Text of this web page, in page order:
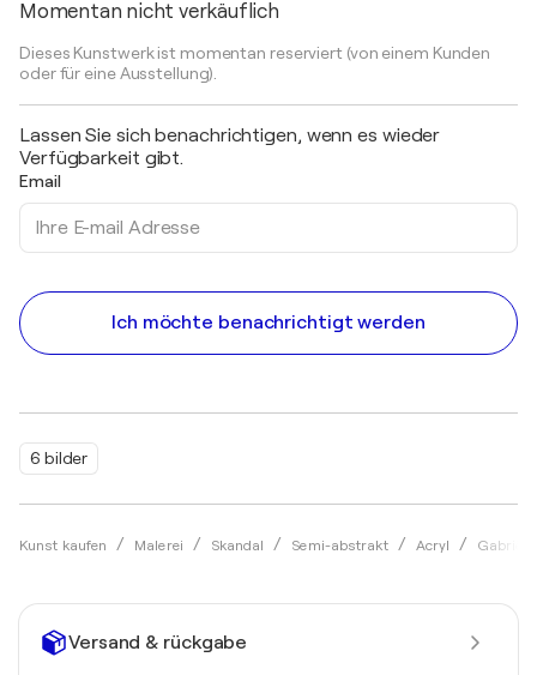
6 bilder
Kunst kaufen Malerei Skandal Semi-abstrakt Acryl
Momentan nicht verkäuflich
Dieses Kunstwerk ist momentan reserviert (von einem Kunden
oder für eine Ausstellung).
Lassen Sie sich benachrichtigen, wenn es wieder
Verfügbarkeit gibt.
Email
Ich möchte benachrichtigt werden
Versand & rückgabe